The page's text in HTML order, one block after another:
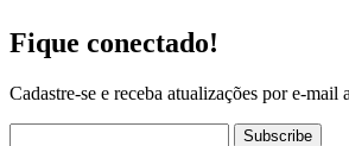
Fique conectado!
Cadastre-se e receba atualizações por e-mail
Subscribe